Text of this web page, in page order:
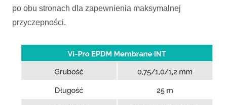
po obu stronach dla zapewnienia maksymalnej
przyczepności.